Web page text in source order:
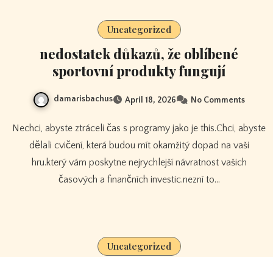
Uncategorized
nedostatek důkazů, že oblíbené
sportovní produkty fungují
damarisbachus April 18, 2026 No Comments
Nechci, abyste ztráceli čas s programy jako je this.Chci, abyste
dělali cvičení, která budou mít okamžitý dopad na vaši
hru.který vám poskytne nejrychlejší návratnost vašich
časových a finančních investic.nezní to…
Uncategorized